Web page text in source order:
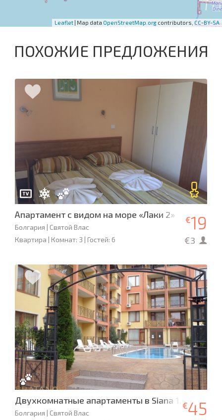
Leaflet | Map data OpenStreetMap.org contributors, CC-BY-SA
ПОХОЖИЕ ПРЕДЛОЖЕНИЯ
Апартамент с видом на море «Лаки 2»
Болгария | Святой Влас
Квартира | Комнат: 3 | Гостей: 6
€19
€3
Двухкомнатные апартаменты в Siana 1, Святой
Болгария | Святой Влас
€45